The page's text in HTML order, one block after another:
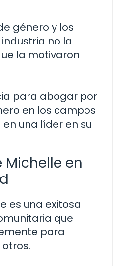
género y los
no la
la motivaron
para abogar por
en los campos
en una líder en su
en
es una exitosa
que
para